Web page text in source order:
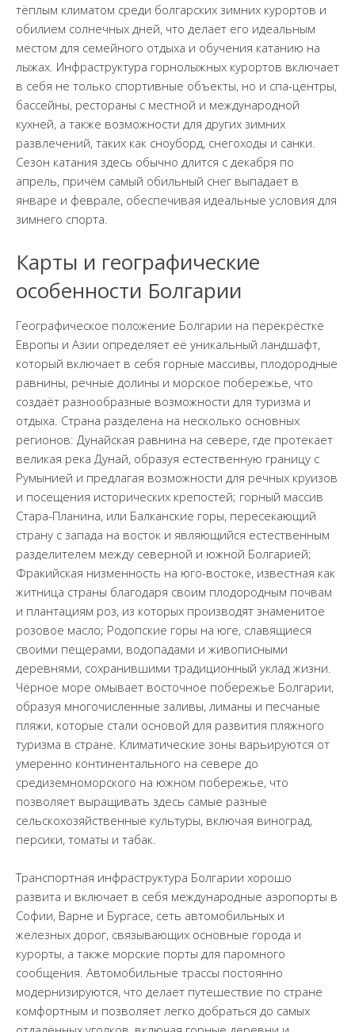
тёплым климатом среди болгарских зимних курортов и
обилием солнечных дней, что делает его идеальным
местом для семейного отдыха и обучения катанию на
лыжах. Инфраструктура горнолыжных курортов включает
в себя не только спортивные объекты, но и спа-центры,
бассейны, рестораны с местной и международной
кухней, а также возможности для других зимних
развлечений, таких как сноуборд, снегоходы и санки.
Сезон катания здесь обычно длится с декабря по
апрель, причём самый обильный снег выпадает в
январе и феврале, обеспечивая идеальные условия для
зимнего спорта.
Карты и географические
особенности Болгарии
Географическое положение Болгарии на перекрёстке
Европы и Азии определяет её уникальный ландшафт,
который включает в себя горные массивы, плодородные
равнины, речные долины и морское побережье, что
создаёт разнообразные возможности для туризма и
отдыха. Страна разделена на несколько основных
регионов: Дунайская равнина на севере, где протекает
великая река Дунай, образуя естественную границу с
Румынией и предлагая возможности для речных круизов
и посещения исторических крепостей; горный массив
Стара-Планина, или Балканские горы, пересекающий
страну с запада на восток и являющийся естественным
разделителем между северной и южной Болгарией;
Фракийская низменность на юго-востоке, известная как
житница страны благодаря своим плодородным почвам
и плантациям роз, из которых производят знаменитое
розовое масло; Родопские горы на юге, славящиеся
своими пещерами, водопадами и живописными
деревнями, сохранившими традиционный уклад жизни.
Чёрное море омывает восточное побережье Болгарии,
образуя многочисленные заливы, лиманы и песчаные
пляжи, которые стали основой для развития пляжного
туризма в стране. Климатические зоны варьируются от
умеренно континентального на севере до
средиземноморского на южном побережье, что
позволяет выращивать здесь самые разные
сельскохозяйственные культуры, включая виноград,
персики, томаты и табак.
Транспортная инфраструктура Болгарии хорошо
развита и включает в себя международные аэропорты в
Софии, Варне и Бургасе, сеть автомобильных и
железных дорог, связывающих основные города и
курорты, а также морские порты для паромного
сообщения. Автомобильные трассы постоянно
модернизируются, что делает путешествие по стране
комфортным и позволяет легко добраться до самых